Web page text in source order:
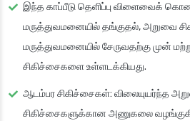
இந்த காப்பீடு தெளிப்பு விளைவைக்
மருத்துவமனையில் தங்குதல், அறுவை
மருத்துவமனையில் சேருவதற்கு முன்
சிகிச்சைகளை உள்ளடக்கியது.
ஆடம்பர சிகிச்சைகள்: விலையுயர்ந்த
சிகிச்சைகளுக்கான அணுகலை